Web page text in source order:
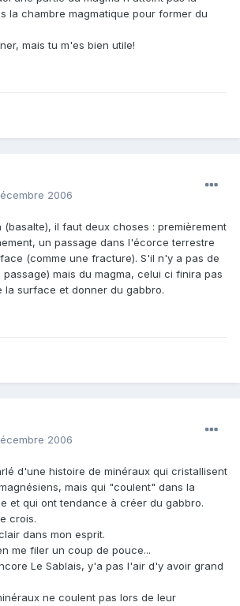
la chambre magmatique pour former du
mais tu m'es bien utile!
2006
(basalte), il faut deux choses : premièrement
un passage dans l'écorce terrestre
(comme une fracture). S'il n'y a pas de
mais du magma, celui ci finira pas
la surface et donner du gabbro.
2006
d'une histoire de minéraux qui cristallisent
mais qui "coulent" dans la
et qui ont tendance à créer du gabbro.
crois.
dans mon esprit.
me filer un coup de pouce...
Le Sablais, y'a pas l'air d'y avoir grand
ne coulent pas lors de leur